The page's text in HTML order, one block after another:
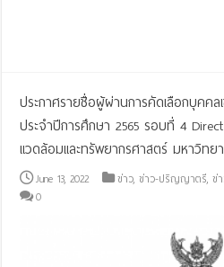
ประกาศรายชื่อผู้ผ่านการคัดเลือกบุคค
ประจำปีการศึกษา 2565 รอบที่ 4
แวดล้อมและทรัพยากรศาสตร์ มหาวิทย
June 13, 2022 ข่าว,ข่าว-ปริญญาตรี,ข่
0